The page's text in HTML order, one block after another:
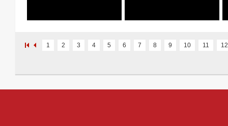
1 2 3 4 5 6 7 8 9 10 11 12